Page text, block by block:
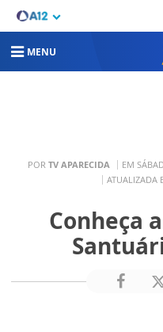
MENU
POR TV APARECIDA EM
ATUALIZADA
Conheça